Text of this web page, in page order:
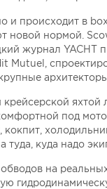
происходит в
новой нормой.
журнал YACHT
Mutuel,
под
кокпит,
туда, куда надо
на